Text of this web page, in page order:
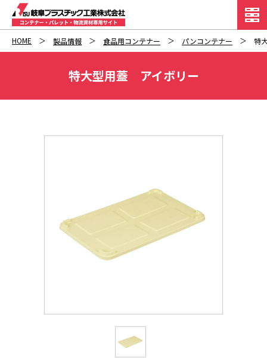
HOME 製品情報 食品用コンテナー パンコンテナー 特
特大型用蓋 アイボリー